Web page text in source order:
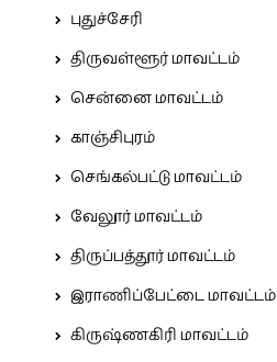
புதுச்சேரி
திருவள்ளூர் மாவட்டம்
சென்னை மாவட்டம்
காஞ்சிபுரம்
செங்கல்பட்டு மாவட்டம்
வேலூர் மாவட்டம்
திருப்பத்தூர் மாவட்டம்
இராணிப்பேட்டை மாவட்டம்
கிருஷ்ணகிரி மாவட்டம்